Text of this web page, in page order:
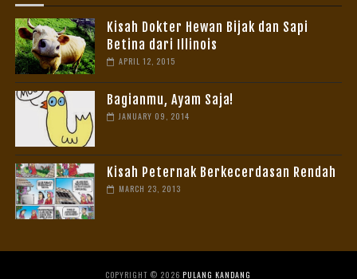
Kisah Dokter Hewan Bijak dan Sapi
Betina dari Illinois
APRIL 12, 2015
Bagianmu, Ayam Saja!
JANUARY 09, 2014
Kisah Peternak Berkecerdasan Rendah
MARCH 23, 2013
COPYRIGHT © 2026PULANG KANDANG